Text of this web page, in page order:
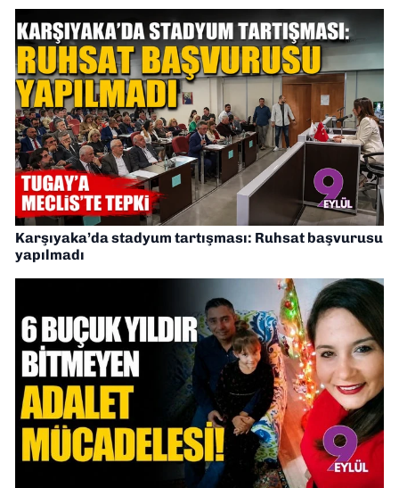
Karşıyaka’da stadyum tartışması: Ruhsat başvurusu
yapılmadı